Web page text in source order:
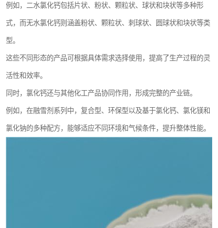
例如，二水氯化钙包括片状、粉状、颗粒状、球状和块状等多种形
式，而无水氯化钙则涵盖粉状、颗粒状、刺球状、圆球状和块状等类
型。
这些不同形态的产品可根据具体需求选择使用，提高了生产过程的灵
活性和效率。
同时，氯化钙还与其他化工产品协同作用，形成完整的产业链。
例如，在融雪剂系列中，复合型、环保型以及基于氯化钙、氯化镁和
氯化钠的多种配方，能够适应不同环境和气候条件，提升整体性能。